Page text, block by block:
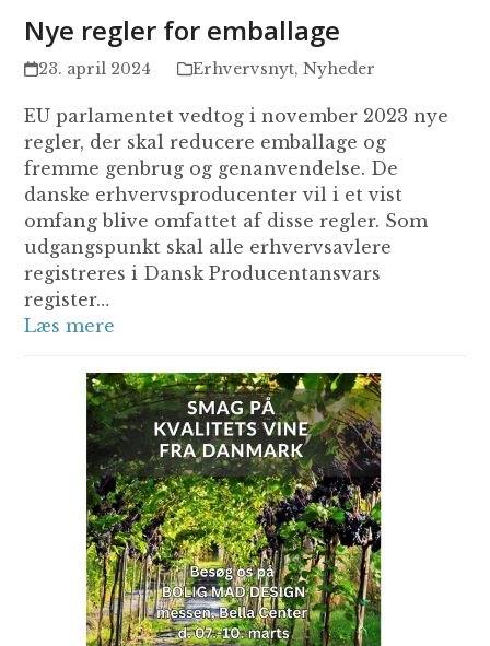
Nye regler for emballage
23. april 2024 Erhvervsnyt, Nyheder
EU parlamentet vedtog i november 2023 nye
regler, der skal reducere emballage og
fremme genbrug og genanvendelse. De
danske erhvervsproducenter vil i et vist
omfang blive omfattet af disse regler. Som
udgangspunkt skal alle erhvervsavlere
registreres i Dansk Producentansvars
register…
Læs mere